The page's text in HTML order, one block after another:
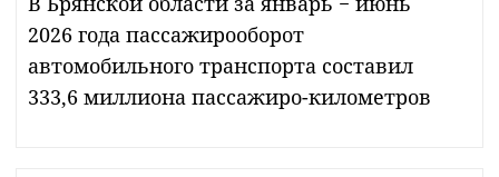
2026 года пассажирооборот
автомобильного транспорта составил
333,6 миллиона пассажиро-километров